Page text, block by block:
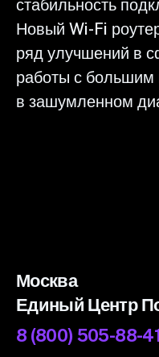
стабильность
Новый Wi-Fi
ряд улучшений в
работы с большим
в зашумленном
Москва
Единый Центр
8 (800) 505-88-